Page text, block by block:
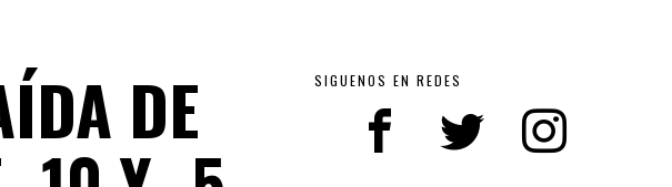
DE SIGUENOS EN REDES